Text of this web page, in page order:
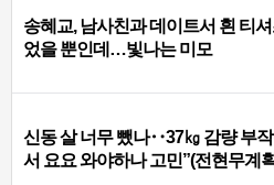
송혜교, 남사친과 데이트서 흰 티
었을 뿐인데…빛나는 미모
신동 살 너무 뺐나‥37㎏ 감량 부
서 요요 와야하나 고민”(전현무계